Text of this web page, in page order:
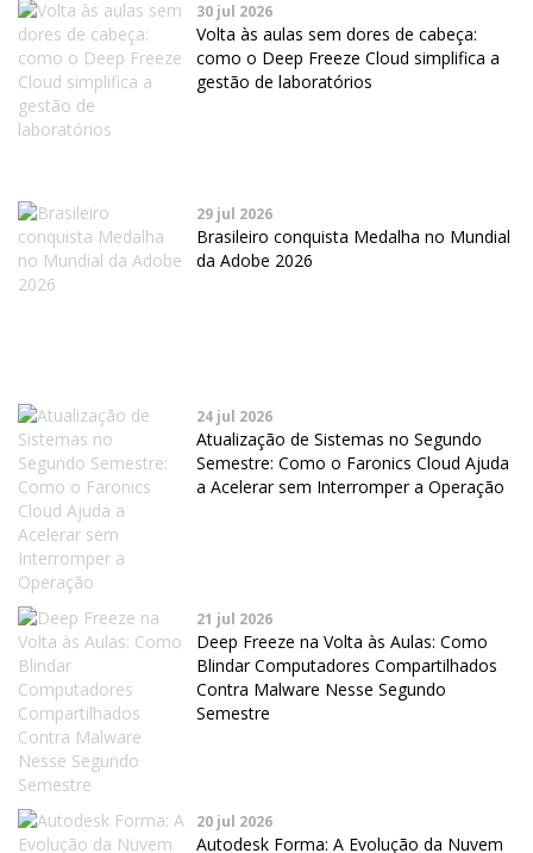
30 jul 2026
Volta às aulas sem dores de cabeça:
como o Deep Freeze Cloud simplifica a
gestão de laboratórios
29 jul 2026
Brasileiro conquista Medalha no Mundial
da Adobe 2026
24 jul 2026
Atualização de Sistemas no Segundo
Semestre: Como o Faronics Cloud Ajuda
a Acelerar sem Interromper a Operação
21 jul 2026
Deep Freeze na Volta às Aulas: Como
Blindar Computadores Compartilhados
Contra Malware Nesse Segundo
Semestre
20 jul 2026
Autodesk Forma: A Evolução da Nuvem